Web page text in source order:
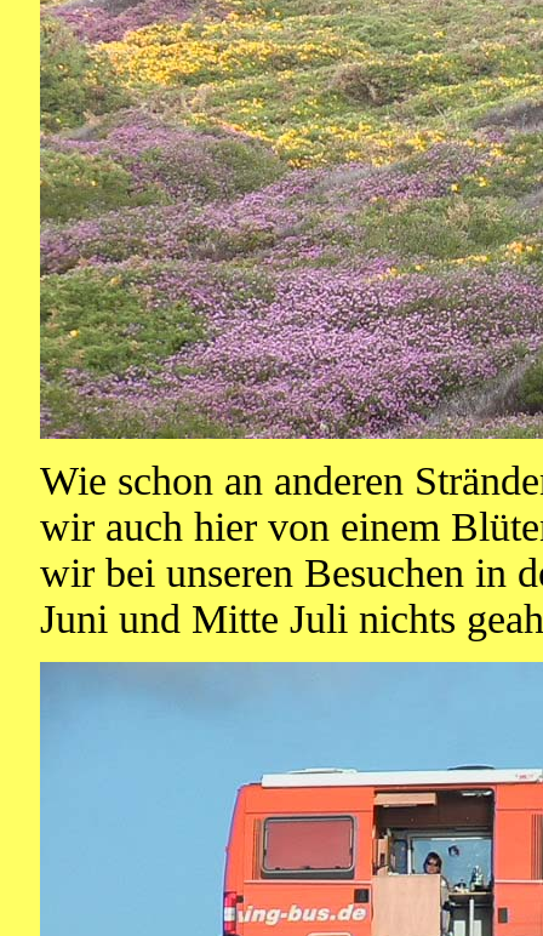
Wie schon an anderen
wir auch hier von einem
wir bei unseren Besuchen in
Juni und Mitte Juli nichts